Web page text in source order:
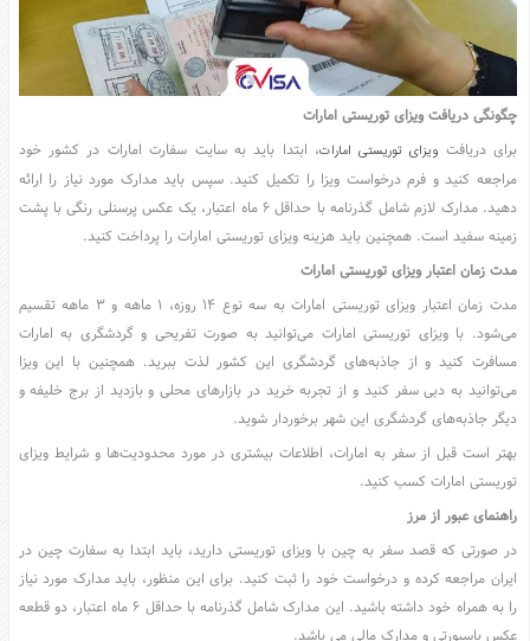
چگونگی دریافت ویزای توریستی امارات
برای دریافت ویزای توریستی امارات، ابتدا باید به سایت سفارت امارات در کشور خود
مراجعه کنید و فرم درخواست ویزا را تکمیل کنید. سپس باید مدارک مورد نیاز را ارائه
دهید. مدارک لازم شامل گذرنامه با حداقل ۶ ماه اعتبار، یک عکس پرسنلی رنگی با پشت
زمینه سفید است. همچنین باید هزینه ویزای توریستی امارات را پرداخت کنید.
مدت زمان اعتبار ویزای توریستی امارات
مدت زمان اعتبار ویزای توریستی امارات به سه نوع ۱۴ روزه، ۱ ماهه و ۳ ماهه تقسیم
می‌شود. با ویزای توریستی امارات می‌توانید به صورت تفریحی و گردشگری به امارات
مسافرت کنید و از جاذبه‌های گردشگری این کشور لذت ببرید. همچنین با این ویزا
می‌توانید به دبی سفر کنید و از تجربه خرید در بازارهای محلی و بازدید از برج خلیفه و
دیگر جاذبه‌های گردشگری این شهر برخوردار شوید.
بهتر است قبل از سفر به امارات، اطلاعات بیشتری در مورد محدودیت‌ها و شرایط ویزای
توریستی امارات کسب کنید.
راهنمای عبور از مرز
در صورتی که قصد سفر به چین با ویزای توریستی دارید، باید ابتدا به سفارت چین در
ایران مراجعه کرده و درخواست خود را ثبت کنید. برای این منظور، باید مدارک مورد نیاز
را به همراه خود داشته باشید. این مدارک شامل گذرنامه با حداقل ۶ ماه اعتبار، دو قطعه
عکس پاسپورتی و مدارک مالی می باشد.